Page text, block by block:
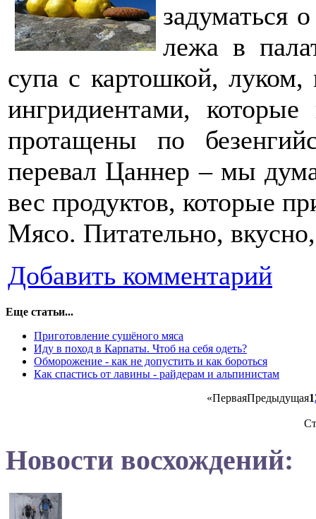
задуматься
лежа в
супа с картошкой,
ингридиентами,
протащены по
перевал Цаннер – мы
вес продуктов, которые
Мясо. Питательно,
Добавить комментарий
Еще статьи...
Приготовление сушёного мяса
Иду в поход в Карпаты. Чтоб на себя одеть?
Обморожение - как не допустить и как бороться
Как спастись от лавины - райдерам и альпинистам
«ПерваяПредыдущая1
Новости восхождений: